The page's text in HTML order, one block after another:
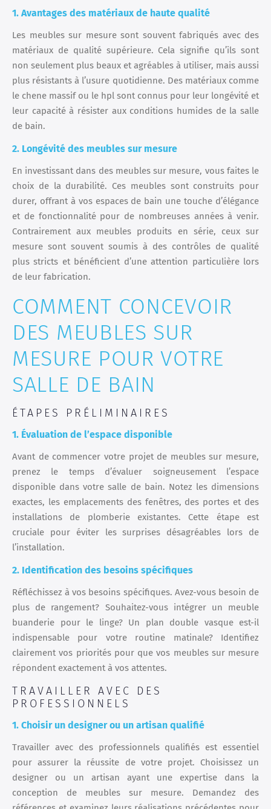
1. Avantages des matériaux de haute qualité
Les meubles sur mesure sont souvent fabriqués avec des
matériaux de qualité supérieure. Cela signifie qu’ils sont
non seulement plus beaux et agréables à utiliser, mais aussi
plus résistants à l’usure quotidienne. Des matériaux comme
le chene massif ou le hpl sont connus pour leur longévité et
leur capacité à résister aux conditions humides de la salle
de bain.
2. Longévité des meubles sur mesure
En investissant dans des meubles sur mesure, vous faites le
choix de la durabilité. Ces meubles sont construits pour
durer, offrant à vos espaces de bain une touche d’élégance
et de fonctionnalité pour de nombreuses années à venir.
Contrairement aux meubles produits en série, ceux sur
mesure sont souvent soumis à des contrôles de qualité
plus stricts et bénéficient d’une attention particulière lors
de leur fabrication.
COMMENT CONCEVOIR
DES MEUBLES SUR
MESURE POUR VOTRE
SALLE DE BAIN
ÉTAPES PRÉLIMINAIRES
1. Évaluation de l’espace disponible
Avant de commencer votre projet de meubles sur mesure,
prenez le temps d’évaluer soigneusement l’espace
disponible dans votre salle de bain. Notez les dimensions
exactes, les emplacements des fenêtres, des portes et des
installations de plomberie existantes. Cette étape est
cruciale pour éviter les surprises désagréables lors de
l’installation.
2. Identification des besoins spécifiques
Réfléchissez à vos besoins spécifiques. Avez-vous besoin de
plus de rangement? Souhaitez-vous intégrer un meuble
buanderie pour le linge? Un plan double vasque est-il
indispensable pour votre routine matinale? Identifiez
clairement vos priorités pour que vos meubles sur mesure
répondent exactement à vos attentes.
TRAVAILLER AVEC DES
PROFESSIONNELS
1. Choisir un designer ou un artisan qualifié
Travailler avec des professionnels qualifiés est essentiel
pour assurer la réussite de votre projet. Choisissez un
designer ou un artisan ayant une expertise dans la
conception de meubles sur mesure. Demandez des